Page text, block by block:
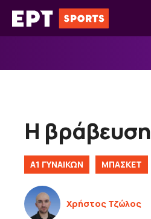
Μετάβαση
σε
Η
Α1 ΓΥΝΑΙΚΏΝ ΜΠΑΣΚΕΤ
Χρήστος Τζώλος